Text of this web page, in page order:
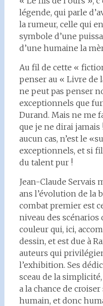
légende, qui parle
la rumeur, celle qui
symbole d’une
d’une humaine la
Au fil de cette «
penser au « Livre de
ne peut pas penser
exceptionnels que
Durand. Mais ne me
que je ne dirai jamais
aucun cas, n’est le
exceptionnels, et si
du talent pur !
Jean-Claude Servais
ans l’évolution de la
combat premier est
niveau des scénarios
couleur qui, ici,
dessin, et est due à
auteurs qui
l’exhibition. Ses
sceau de la
a la chance de croiser
humain, et donc